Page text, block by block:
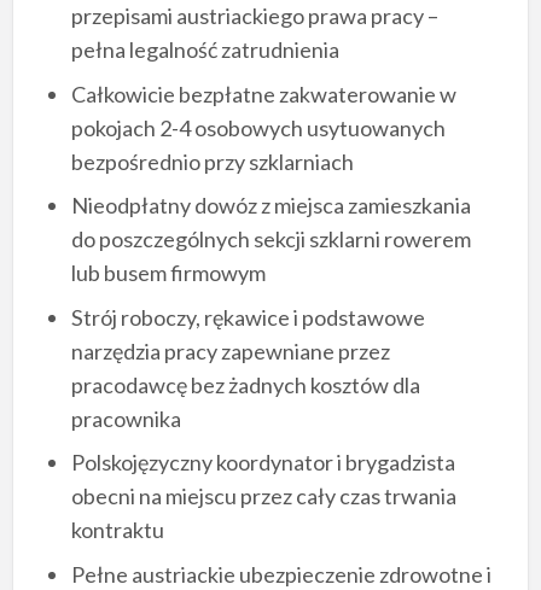
przepisami austriackiego prawa pracy –
pełna legalność zatrudnienia
Całkowicie bezpłatne zakwaterowanie w
pokojach 2-4 osobowych usytuowanych
bezpośrednio przy szklarniach
Nieodpłatny dowóz z miejsca zamieszkania
do poszczególnych sekcji szklarni rowerem
lub busem firmowym
Strój roboczy, rękawice i podstawowe
narzędzia pracy zapewniane przez
pracodawcę bez żadnych kosztów dla
pracownika
Polskojęzyczny koordynator i brygadzista
obecni na miejscu przez cały czas trwania
kontraktu
Pełne austriackie ubezpieczenie zdrowotne i